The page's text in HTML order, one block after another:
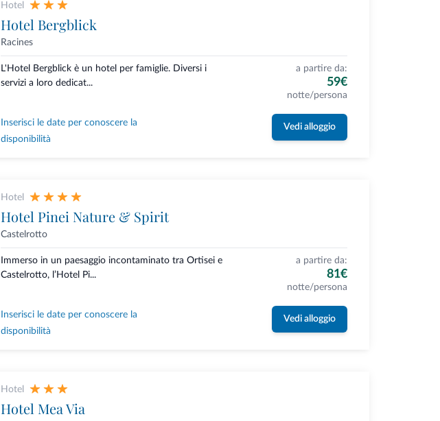
Hotel
Hotel Bergblick
Racines
L'Hotel Bergblick è un hotel per famiglie. Diversi i
servizi a loro dedicat...
a partire da:
59€
notte/persona
Inserisci le date per conoscere la
disponibilità
Vedi alloggio
Hotel
Hotel Pinei Nature & Spirit
Castelrotto
Immerso in un paesaggio incontaminato tra Ortisei e
Castelrotto, l’Hotel Pi...
a partire da:
81€
notte/persona
Inserisci le date per conoscere la
disponibilità
Vedi alloggio
Hotel
Hotel Mea Via